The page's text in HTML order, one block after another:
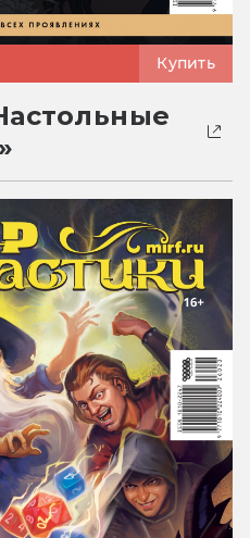
Купить